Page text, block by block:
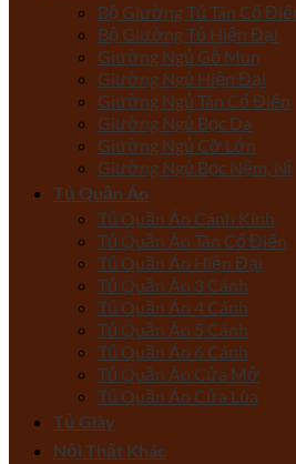
Bộ Giường Tủ Tân Cổ
Bộ Giường Tủ Hiện Đại
Giường Ngủ Gỗ Mun
Giường Ngủ Hiện Đại
Giường Ngủ Tân Cổ Điển
Giường Ngủ Bọc Da
Giường Ngủ Cỡ Lớn
Giường Ngủ Bọc Nệm, Nỉ
Tủ Quần Áo
Tủ Quần Áo Cánh Kính
Tủ Quần Áo Tân Cổ Điển
Tủ Quần Áo Hiện Đại
Tủ Quần Áo 3 Cánh
Tủ Quần Áo 4 Cánh
Tủ Quần Áo 5 Cánh
Tủ Quần Áo 6 Cánh
Tủ Quần Áo Cửa Mở
Tủ Quần Áo Cửa Lùa
Tủ Giày
Nội Thất Khác